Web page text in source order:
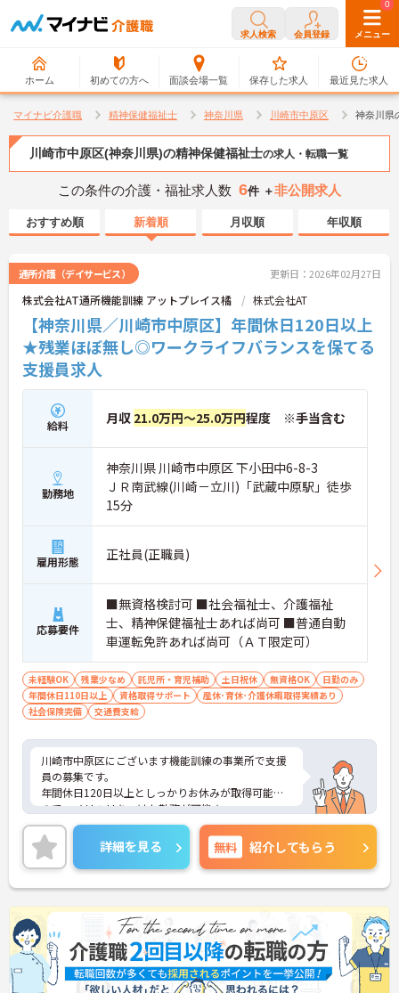
求人検索 会員登録 メニュー
ホーム 初めての方へ 面談会場一覧
0
保存した求人
0
最近見た求人
マイナビ介護職 精神保健福祉士 神奈川県 川崎市中原区 神奈川県
川崎市中原区(神奈川県)の精神保健福祉士の求人・転職一覧
この条件の介護・福祉求人数 6件 ＋非公開求人
おすすめ順 新着順 月収順 年収順
通所介護（デイサービス） 更新日：2026年02月27日
株式会社AT通所機能訓練 アットプレイス橘 株式会社AT
【神奈川県／川崎市中原区】年間休日120日以上
★残業ほぼ無し◎ワークライフバランスを保てる
支援員求人
給料 月収 21.0万円～25.0万円程度 ※手当含む
勤務地
神奈川県 川崎市中原区 下小田中6-8-3
ＪＲ南武線(川崎－立川)「武蔵中原駅」徒歩
15分
雇用形態 正社員(正職員)
応募要件
■無資格検討可 ■社会福祉士、介護福祉
士、精神保健福祉士あれば尚可 ■普通自動
車運転免許あれば尚可（ＡＴ限定可）
未経験OK 残業少なめ 託児所・育児補助 土日祝休 無資格OK
日勤のみ
年間休日110日以上
資格取得サポート
産休･育休･介護休暇取得実績あり
社会保険完備
交通費支給
川崎市中原区にございます機能訓練の事業所で支援
員の募集です。
年間休日120日以上としっかりお休みが取得可能な
ので、メリハリをつけた勤務が可能★
残業もほとんど無いので、ワークライフバランス重
視の方にオススメ！
託児所完備で、小さなお子様がいらっしゃる方でも
安心して就業できますよ♪
ご興味ある方には、面接対策ポイントなど、さらに
詳細をお話しいたしますのでお気軽にご相談くださ
い。
詳細を見る 無料 紹介してもらう